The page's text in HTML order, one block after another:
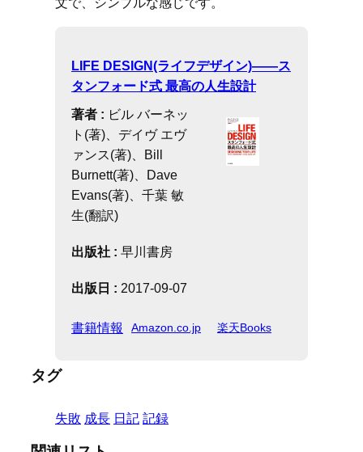
LIFE DESIGN(ライフデザイン)――ス
タンフォード式 最高の人生設計
著者 : ビル バーネッ
ト(著)、デイヴ エヴ
ァンス(著)、Bill
Burnett(著)、Dave
Evans(著)、千葉 敏
生(翻訳)
出版社 : 早川書房
出版日 : 2017-09-07
書籍情報 Amazon.co.jp 楽天Books
タグ
失敗 成長 日記 記録